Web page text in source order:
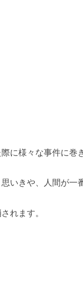
に様々な事件に巻
いきや、人間が一
れます。